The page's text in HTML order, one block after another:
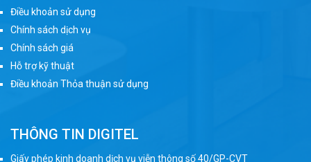
Điều khoản sử dụng
Chính sách dịch vụ
Chính sách giá
Hỗ trợ kỹ thuật
Điều khoản Thỏa thuận sử dụng
THÔNG TIN DIGITEL
Giấy phép kinh doanh dịch vụ viễn thông số 40/GP-CVT